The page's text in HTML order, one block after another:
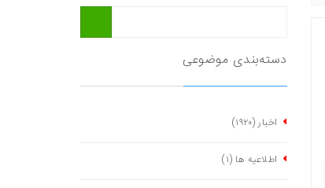
دسته‌بندی موضوعی
اخبار(١٩٢٠)
اطلاعیه ها (١)